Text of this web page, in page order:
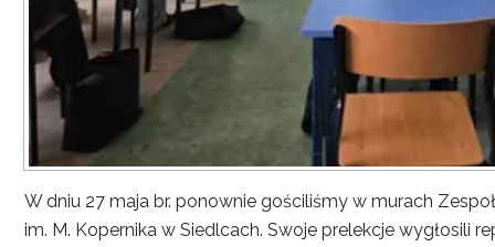
W dniu 27 maja br. ponownie gościliśmy w murach
im. M. Kopernika w Siedlcach. Swoje prelekcje wygłosili